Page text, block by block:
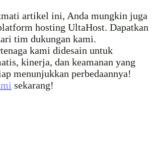
artikel ini, Anda mungkin juga
hosting UltaHost. Dapatkan
tim dukungan kami.
kami didesain untuk
kinerja, dan keamanan yang
menunjukkan perbedaannya!
sekarang!